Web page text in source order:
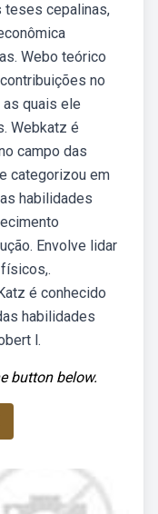
teses cepalinas,
Webo teórico
no
quais ele
Webkatz é
campo das
categorizou em
habilidades
Envolve lidar
é conhecido
habilidades
l.
button below.